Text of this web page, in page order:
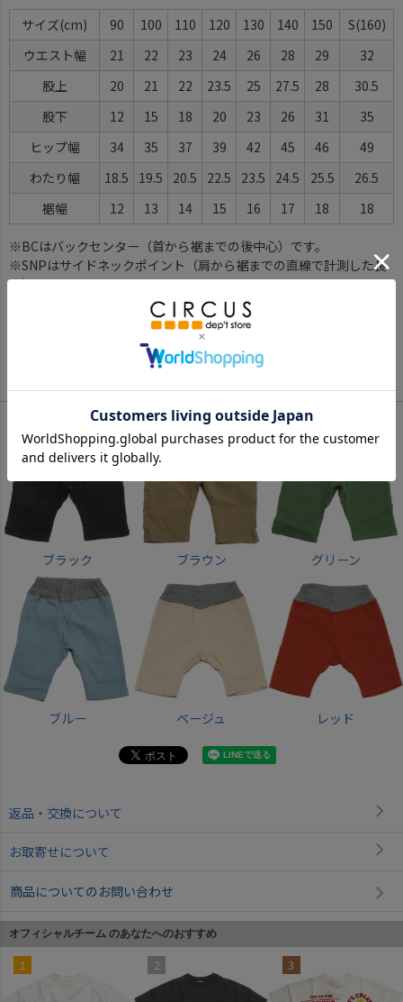
サイズ 90 100 110 120 130 140 150
S(160)
ウエスト幅
21 22 23 24 26 28 29
32
股上
20 21 22 23.5 25 27.5 28
30.5
股下
12 15 18 20 23 26 31
35
ヒップ幅
34 35 37 39 42 45 46
49
わたり幅
18.5 19.5 20.5 22.5 23.5 24.5 25.5
26.5
裾幅
12 13 14 15 16 17 18 18
※BCはバックセンター（首から裾までの後中心）です。
※SNPはサイドネックポイント（肩から裾までの直線で計測した長
さ）です。
Color
ブラック ブラウン グリーン
ブルー ベージュ レッド
返品・交換について
お取寄せについて
商品についてのお問い合わせ
オフィシャルチーム のあなたへのおすすめ
1 2 3